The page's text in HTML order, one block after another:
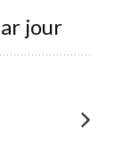
jour